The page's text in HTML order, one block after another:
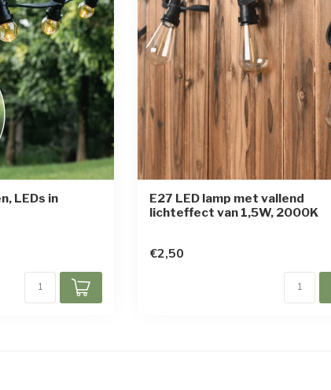
LEDs in
E27 LED lamp met vallend
lichteffect van 1,5W, 2000K
€2,50